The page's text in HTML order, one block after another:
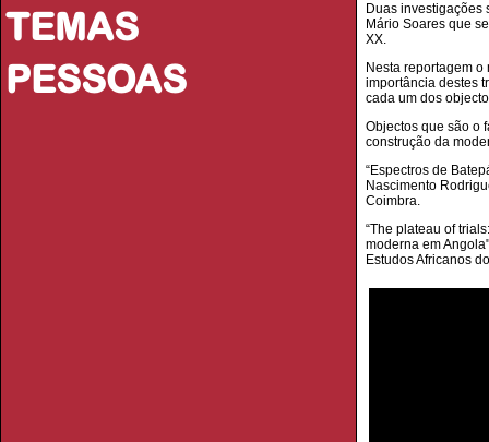
TEMAS
PESSOAS
Duas investigações
Mário Soares que
XX.
Nesta reportagem
importância destes
cada um dos
Objectos que são o
construção da
“Espectros de
Nascimento
Coimbra.
“The plateau of
moderna em
Estudos Africanos